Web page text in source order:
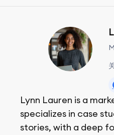
Lynn Lauren is a
specializes in case
stories, with a deep